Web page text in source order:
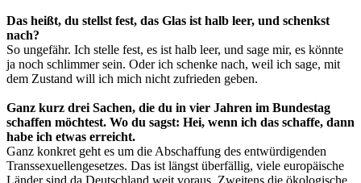
Das heißt, du stellst fest, das Glas ist halb leer, und schenkst
nach?
So ungefähr. Ich stelle fest, es ist halb leer, und sage mir, es könnte
ja noch schlimmer sein. Oder ich schenke nach, weil ich sage, mit
dem Zustand will ich mich nicht zufrieden geben.
Ganz kurz drei Sachen, die du in vier Jahren im Bundestag
schaffen möchtest. Wo du sagst: Hei, wenn ich das schaffe, dann
habe ich etwas erreicht.
Ganz konkret geht es um die Abschaffung des entwürdigenden
Transsexuellengesetzes. Das ist längst überfällig, viele europäische